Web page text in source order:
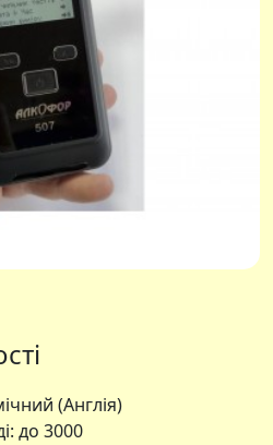
(Англія)
до 3000